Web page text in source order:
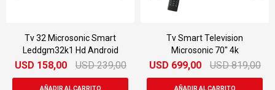
Tv 32 Microsonic Smart
Leddgm32k1 Hd Android
USD 158,00 USD 239,00
Tv Smart Television
Microsonic 70" 4k
USD 699,00 USD 819,00